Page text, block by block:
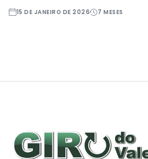
15 DE JANEIRO DE 2026 7 MESES